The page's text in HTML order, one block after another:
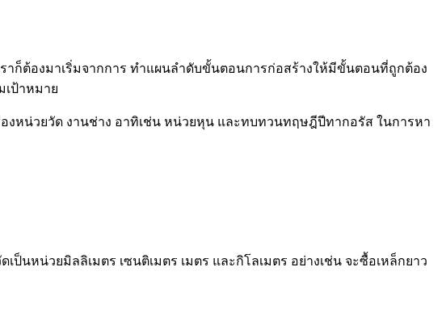
าก็ต้องมาเริ่มจากการ ทำแผนลำดับขั้นตอนการก่อสร้างให้มีขั้นตอนที่ถูกต้อง
เป้าหมาย
งหน่วยวัด งานช่าง อาทิเช่น หน่วยหุน และทบทวนทฤษฎีปีทากอรัส ในการหา
นหน่วยมิลลิเมตร เซนติเมตร เมตร และกิโลเมตร อย่างเช่น จะซื้อเหล็กยาว